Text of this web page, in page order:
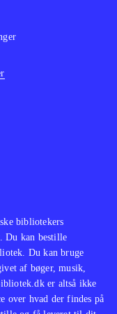
af
bibliotekers
Du kan bestille
Du kan bruge
af bøger, musik,
er altså ikke
over hvad der findes på